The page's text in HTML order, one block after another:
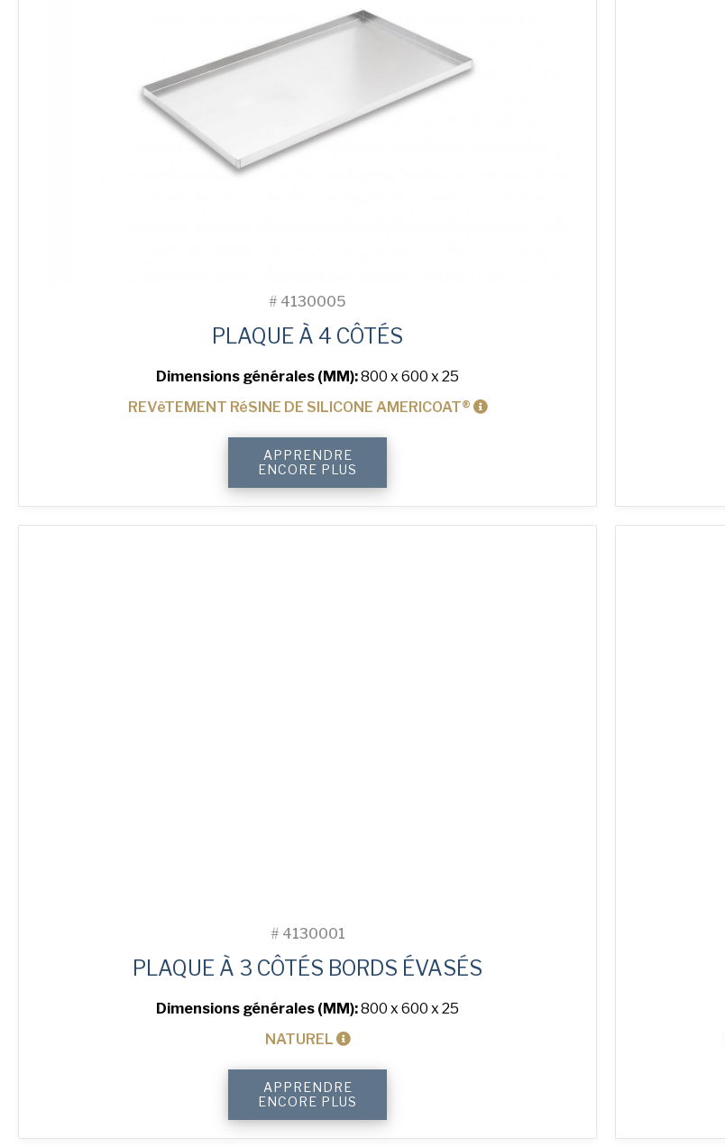
# 4130005
PLAQUE À 4 CÔTÉS
Dimensions générales (MM):800 x 600 x 25
REVêTEMENT RéSINE DE SILICONE AMERICOAT®
Sided
Baking
APPRENDRE
ENCORE PLUS
# 4130001
PLAQUE À 3 CÔTÉS BORDS ÉVASÉS
Dimensions générales (MM):800 x 600 x 25
NATUREL
Sided
APPRENDRE
ENCORE PLUS